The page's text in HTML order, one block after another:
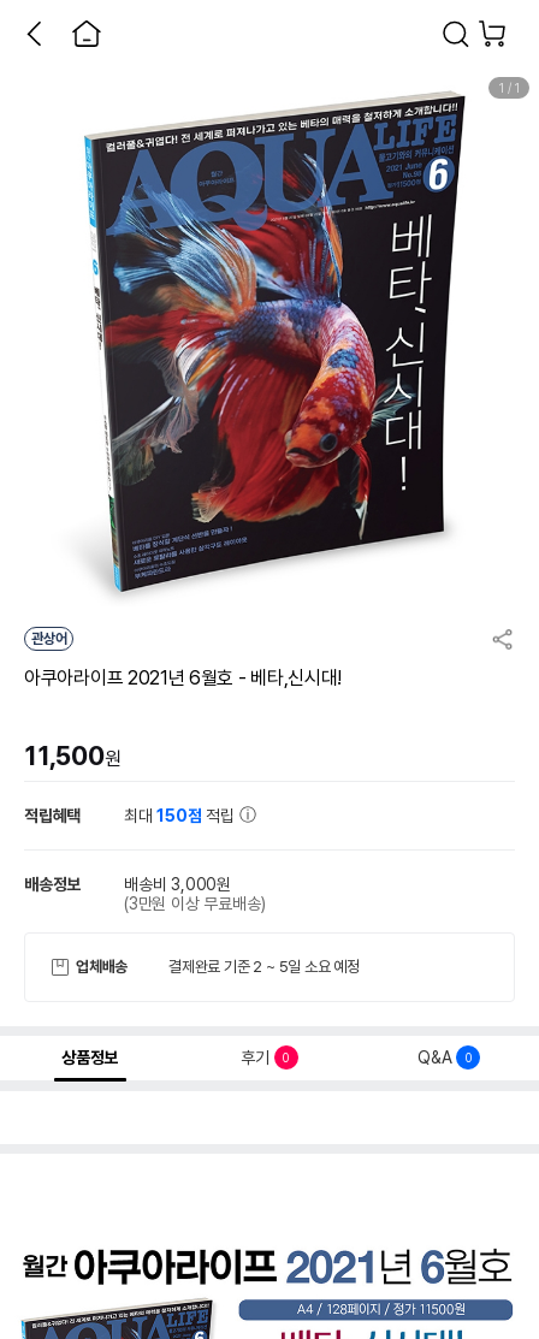
1 / 1
관상어
아쿠아라이프 2021년 6월호 - 베타,신시대!
11,500원
적립혜택 최대150점 적립
배송정보
배송비 3,000원
(3만원 이상 무료배송)
업체배송 결제완료 기준 2 ~ 5일 소요 예정
상품정보 후기 0 Q&A 0